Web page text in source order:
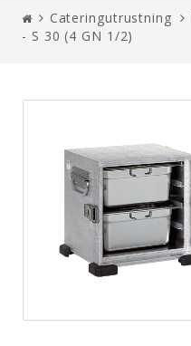
Cateringutrustning
- S 30 (4 GN 1/2)